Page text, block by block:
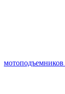
мотоподъемников